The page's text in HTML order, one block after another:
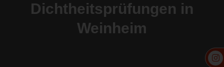
Dichtheitsprüfungen in
Weinheim